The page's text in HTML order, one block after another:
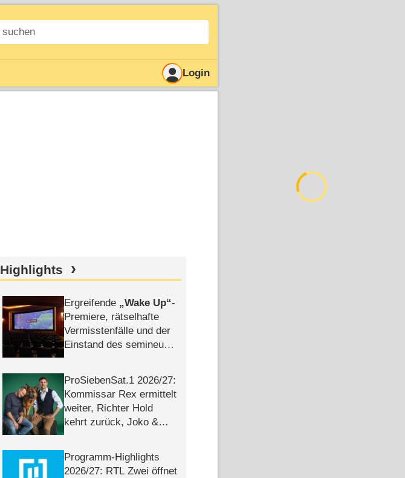
Login
Highlights
Ergreifende Wake Up -
Premiere, rätselhafte
Vermisstenfälle und der
Einstand des semineuen
ProSiebenSat.1 2026/​27:
Kommissar Rex ermittelt
weiter, Richter Hold
kehrt zurück, Joko &
Programm-Highlights
2026/​27: RTL Zwei öffnet